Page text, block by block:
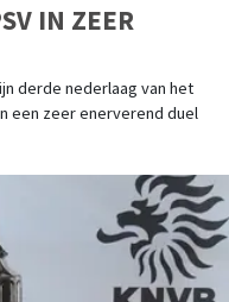
IN ZEER
derde nederlaag van het
een zeer enerverend duel